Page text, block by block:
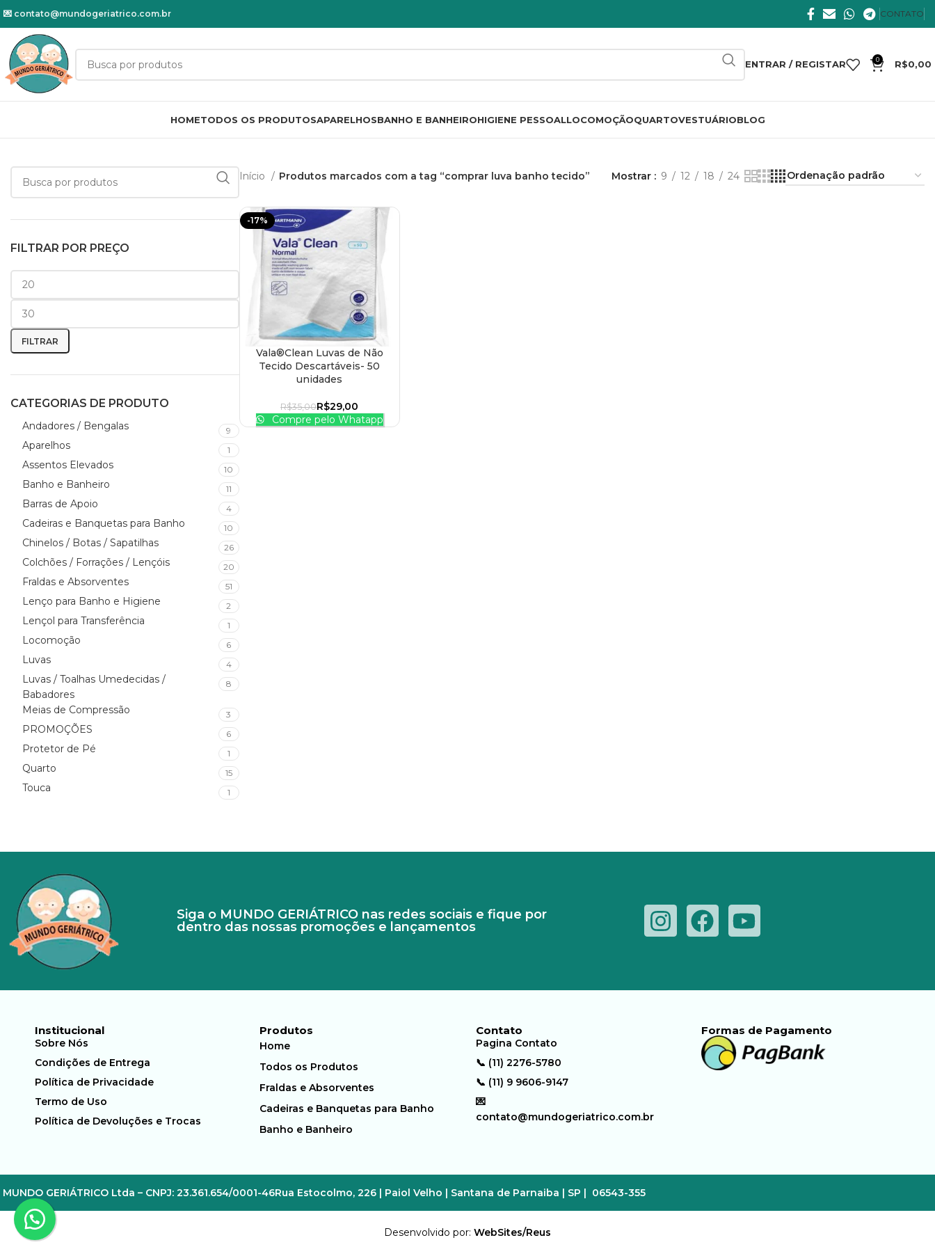
💌 contato@mundogeriatrico.com.br CONTATO
ENTRAR / REGISTAR 0 R$0,00
HOMETODOS OS PRODUTOSAPARELHOSBANHO E BANHEIROHIGIENE PESSOALLOCOMOÇÃOQUARTOVESTUÁRIOBLOG
FILTRAR POR PREÇO
FILTRAR
CATEGORIAS DE PRODUTO
Andadores / Bengalas 9
Aparelhos 1
Assentos Elevados 10
Banho e Banheiro 11
Barras de Apoio 4
Cadeiras e Banquetas para Banho 10
Chinelos / Botas / Sapatilhas 26
Colchões / Forrações / Lençóis 20
Fraldas e Absorventes 51
Lenço para Banho e Higiene 2
Lençol para Transferência 1
Locomoção 6
Luvas 4
Luvas / Toalhas Umedecidas /
Babadores
8
Meias de Compressão 3
PROMOÇÕES 6
Protetor de Pé 1
Quarto 15
Touca 1
Início Produtos marcados com a tag “comprar luva banho tecido” Mostrar 9 12 18 24
-17%
ADICIONAR AO CARRINHO
Vala®Clean Luvas de Não
Tecido Descartáveis- 50
unidades
R$35,00R$29,00
Compre pelo Whatapp
Siga o MUNDO GERIÁTRICO nas redes sociais e fique por
dentro das nossas promoções e lançamentos
Institucional
Sobre Nós
Condições de Entrega
Política de Privacidade
Termo de Uso
Política de Devoluções e Trocas
Produtos
Home
Todos os Produtos
Fraldas e Absorventes
Cadeiras e Banquetas para Banho
Banho e Banheiro
Contato
Pagina Contato
📞 (11) 2276-5780
📞 (11) 9 9606-9147
💌
contato@mundogeriatrico.com.br
Formas de Pagamento
MUNDO GERIÁTRICO Ltda – CNPJ: 23.361.654/0001-46Rua Estocolmo, 226 | Paiol Velho | Santana de Parnaiba | SP | 06543-355
Desenvolvido por: WebSites/Reus